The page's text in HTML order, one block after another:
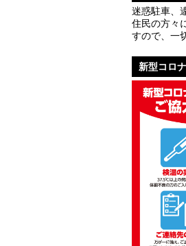
迷惑駐車、
住民の方々
すので、一
新型コロ
力お願い